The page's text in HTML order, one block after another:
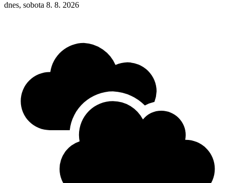
dnes, sobota 8. 8. 2026